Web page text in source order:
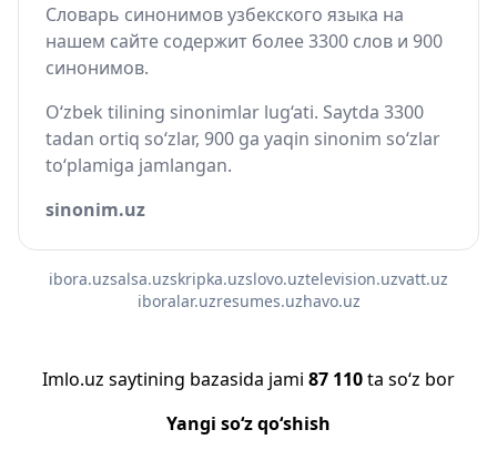
Словарь синонимов узбекского языка на
нашем сайте содержит более 3300 слов и 900
синонимов.
O‘zbek tilining sinonimlar lug‘ati. Saytda 3300
tadan ortiq so‘zlar, 900 ga yaqin sinonim so‘zlar
to‘plamiga jamlangan.
sinonim.uz
ibora.uzsalsa.uzskripka.uzslovo.uztelevision.uzvatt.uz
iboralar.uzresumes.uzhavo.uz
Imlo.uz saytining bazasida jami 87 110ta so‘z bor
Yangi so‘z qo‘shish